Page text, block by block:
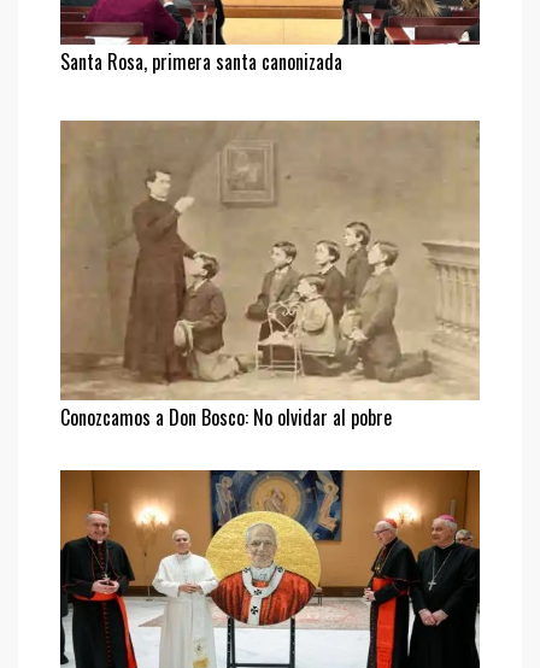
Santa Rosa, primera santa canonizada
Conozcamos a Don Bosco: No olvidar al pobre